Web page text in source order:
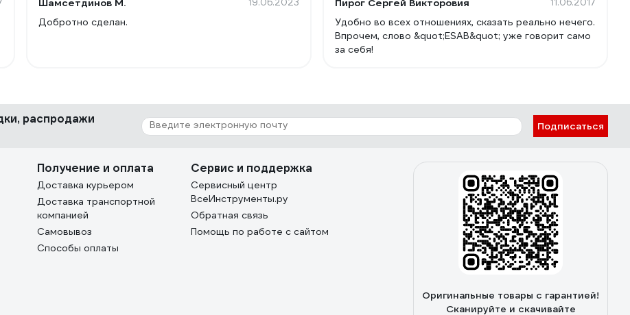
Шамсетдинов М. 19.06.2023
Добротно сделан.
Пирог Сергей Викторовия 11.06.2017
Удобно во всех отношениях, сказать реально нечего.
Впрочем, слово &quot;ESAB&quot; уже говорит само
за себя!
распродажи
Подписаться
Получение и оплата
Доставка курьером
Доставка транспортной
компанией
Самовывоз
Способы оплаты
Сервис и поддержка
Сервисный центр
ВсеИнструменты.ру
Обратная связь
Помощь по работе с сайтом
Оригинальные товары с гарантией!
Сканируйте и скачивайте